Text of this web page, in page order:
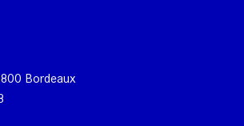
Bordeaux